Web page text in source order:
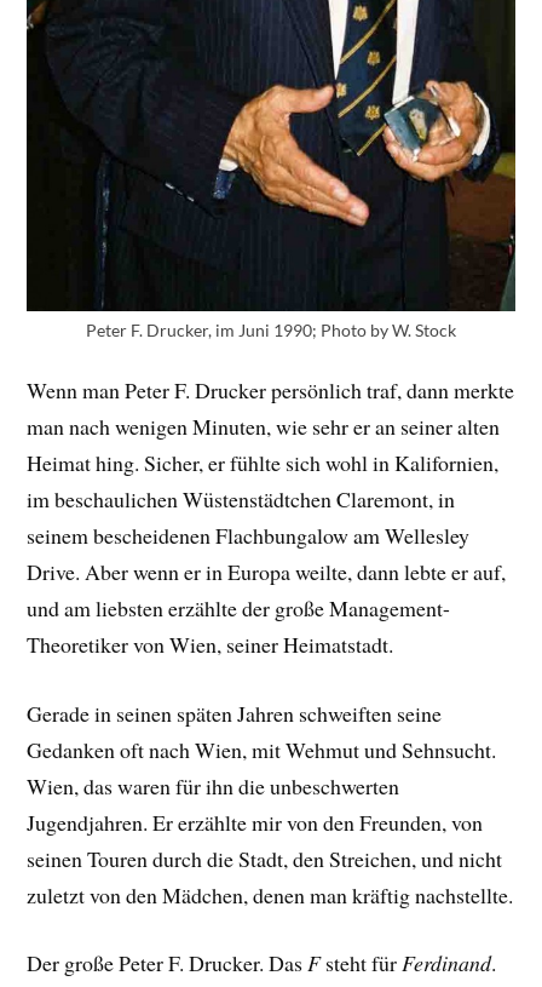
Peter F. Drucker, im Juni 1990; Photo by W. Stock
Wenn man Peter F. Drucker persönlich traf, dann merkte
man nach wenigen Minuten, wie sehr er an seiner alten
Heimat hing. Sicher, er fühlte sich wohl in Kalifornien,
im beschaulichen Wüstenstädtchen Claremont, in
seinem bescheidenen Flachbungalow am Wellesley
Drive. Aber wenn er in Europa weilte, dann lebte er auf,
und am liebsten erzählte der große Management-
Theoretiker von Wien, seiner Heimatstadt.
Gerade in seinen späten Jahren schweiften seine
Gedanken oft nach Wien, mit Wehmut und Sehnsucht.
Wien, das waren für ihn die unbeschwerten
Jugendjahren. Er erzählte mir von den Freunden, von
seinen Touren durch die Stadt, den Streichen, und nicht
zuletzt von den Mädchen, denen man kräftig nachstellte.
Der große Peter F. Drucker. DasFsteht fürFerdinand.